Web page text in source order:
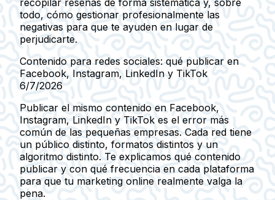
todo, cómo gestionar profesionalmente las
negativas para que te ayuden en lugar de
perjudicarte.
Contenido para redes sociales: qué publicar en
Facebook, Instagram, LinkedIn y TikTok
6/7/2026
Publicar el mismo contenido en Facebook,
Instagram, LinkedIn y TikTok es el error más
común de las pequeñas empresas. Cada red tiene
un público distinto, formatos distintos y un
algoritmo distinto. Te explicamos qué contenido
publicar y con qué frecuencia en cada plataforma
para que tu marketing online realmente valga la
pena.